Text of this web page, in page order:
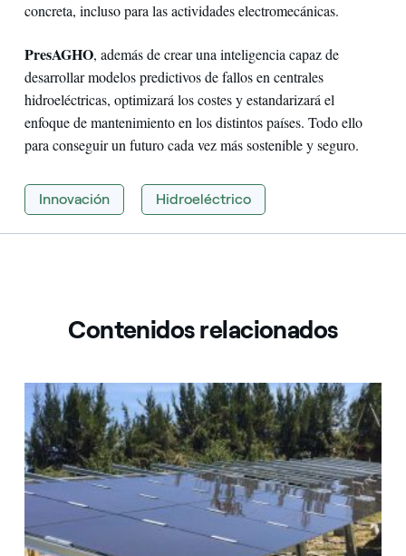
concreta, incluso para las actividades electromecánicas.
PresAGHO, además de crear una inteligencia capaz de
desarrollar modelos predictivos de fallos en centrales
hidroeléctricas, optimizará los costes y estandarizará el
enfoque de mantenimiento en los distintos países. Todo ello
para conseguir un futuro cada vez más sostenible y seguro.
Innovación Hidroeléctrico
Contenidos relacionados